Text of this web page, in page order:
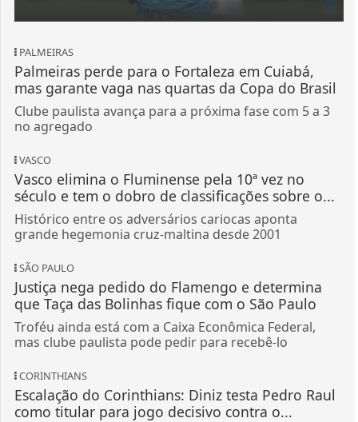
PALMEIRAS
Palmeiras perde para o Fortaleza em Cuiabá,
mas garante vaga nas quartas da Copa do Brasil
Clube paulista avança para a próxima fase com 5 a 3
no agregado
VASCO
Vasco elimina o Fluminense pela 10ª vez no
século e tem o dobro de classificações sobre o...
Histórico entre os adversários cariocas aponta
grande hegemonia cruz-maltina desde 2001
SÃO PAULO
Justiça nega pedido do Flamengo e determina
que Taça das Bolinhas fique com o São Paulo
Troféu ainda está com a Caixa Econômica Federal,
mas clube paulista pode pedir para recebê-lo
CORINTHIANS
Escalação do Corinthians: Diniz testa Pedro Raul
como titular para jogo decisivo contra o...